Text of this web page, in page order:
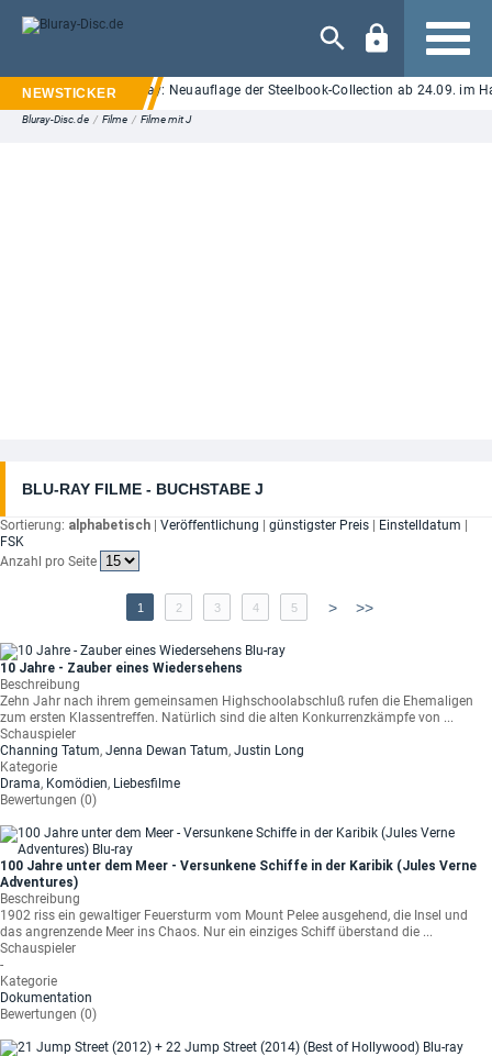
Navigation
auf UHD Blu-ray: Neuauflage der Steelbook-Collection ab 24.09. im
Bluray-Disc.de / Filme / Filme mit J
BLU-RAY FILME - BUCHSTABE J
Sortierung: alphabetisch Veröffentlichung günstigster Preis Einstelldatum
FSK
Anzahl pro Seite
1 2 3 4 5 > >>
10 Jahre - Zauber eines Wiedersehens
Beschreibung
Zehn Jahr nach ihrem gemeinsamen Highschoolabschluß rufen die Ehemaligen
zum ersten Klassentreffen. Natürlich sind die alten Konkurrenzkämpfe von ...
Schauspieler
Channing Tatum, Jenna Dewan Tatum, Justin Long
Kategorie
Drama, Komödien, Liebesfilme
Bewertungen (0)
100 Jahre unter dem Meer - Versunkene Schiffe in der Karibik (Jules Verne
Adventures)
Beschreibung
1902 riss ein gewaltiger Feuersturm vom Mount Pelee ausgehend, die Insel und
das angrenzende Meer ins Chaos. Nur ein einziges Schiff überstand die ...
Schauspieler
-
Kategorie
Dokumentation
Bewertungen (0)